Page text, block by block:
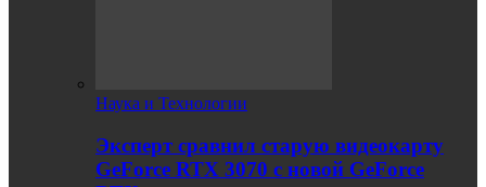
Наука и Технологии
Эксперт сравнил старую видеокарту
GeForce RTX 3070 с новой GeForce